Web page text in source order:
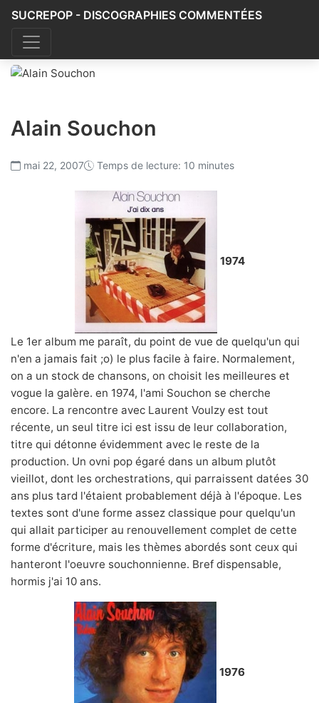
SUCREPOP - DISCOGRAPHIES COMMENTÉES
Alain Souchon
mai 22, 2007 Temps de lecture: 10 minutes
1974
Le 1er album me paraît, du point de vue de quelqu'un qui
n'en a jamais fait ;o) le plus facile à faire. Normalement,
on a un stock de chansons, on choisit les meilleures et
vogue la galère. en 1974, l'ami Souchon se cherche
encore. La rencontre avec Laurent Voulzy est tout
récente, un seul titre ici est issu de leur collaboration,
titre qui détonne évidemment avec le reste de la
production. Un ovni pop égaré dans un album plutôt
vieillot, dont les orchestrations, qui parraissent datées 30
ans plus tard l'étaient probablement déjà à l'époque. Les
textes sont d'une forme assez classique pour quelqu'un
qui allait participer au renouvellement complet de cette
forme d'écriture, mais les thèmes abordés sont ceux qui
hanteront l'oeuvre souchonnienne. Bref dispensable,
hormis j'ai 10 ans.
1976